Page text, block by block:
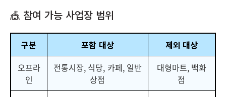
🎪 참여 가능 사업장 범위
구분 포함 대상
제외 대상
오프라
인
전통시장, 식당, 카페, 일반
상점
대형마트, 백화
점